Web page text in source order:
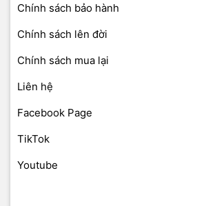
Chính sách bảo hành
Chính sách lên đời
Chính sách mua lại
Liên hệ
Facebook Page
TikTok
Youtube